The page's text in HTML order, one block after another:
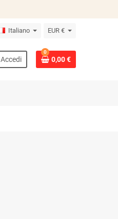
Italiano EUR €
Accedi
0
0,00 €